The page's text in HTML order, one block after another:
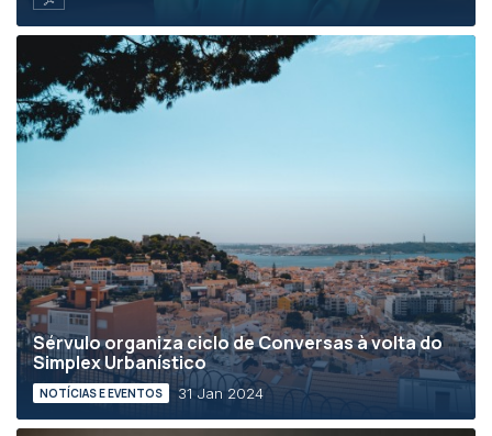
Sérvulo organiza ciclo de Conversas à volta do
Simplex Urbanístico
NOTÍCIAS E EVENTOS 31 Jan 2024